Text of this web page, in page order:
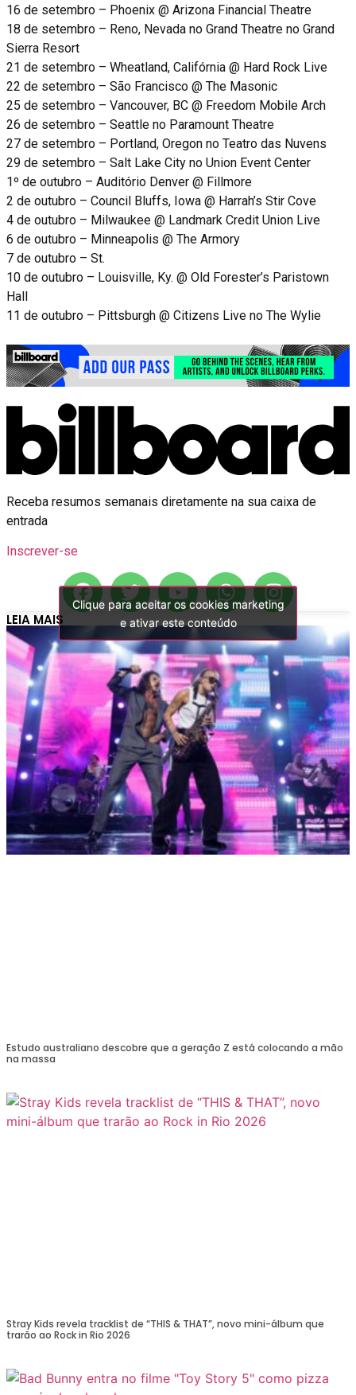
16 de setembro – Phoenix @ Arizona Financial Theatre
18 de setembro – Reno, Nevada no Grand Theatre no Grand
Sierra Resort
21 de setembro – Wheatland, Califórnia @ Hard Rock Live
22 de setembro – São Francisco @ The Masonic
25 de setembro – Vancouver, BC @ Freedom Mobile Arch
26 de setembro – Seattle no Paramount Theatre
27 de setembro – Portland, Oregon no Teatro das Nuvens
29 de setembro – Salt Lake City no Union Event Center
1º de outubro – Auditório Denver @ Fillmore
2 de outubro – Council Bluffs, Iowa @ Harrah’s Stir Cove
4 de outubro – Milwaukee @ Landmark Credit Union Live
6 de outubro – Minneapolis @ The Armory
7 de outubro – St.
10 de outubro – Louisville, Ky. @ Old Forester’s Paristown
Hall
11 de outubro – Pittsburgh @ Citizens Live no The Wylie
Receba resumos semanais diretamente na sua caixa de
entrada
Inscrever-se
Clique para aceitar os cookies marketing
e ativar este conteúdo
Clique para aceitar os cookies marketing
e ativar este conteúdo
LEIA MAIS
Estudo australiano descobre que a geração Z está colocando a mão
na massa
Stray Kids revela tracklist de “THIS & THAT”, novo mini-álbum que
trarão ao Rock in Rio 2026